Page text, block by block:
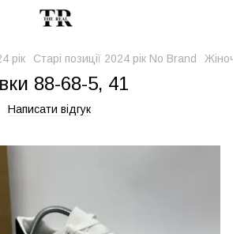
рік Старі позиції 2024 рік No Brand
88-68-5, 41
Написати відгук